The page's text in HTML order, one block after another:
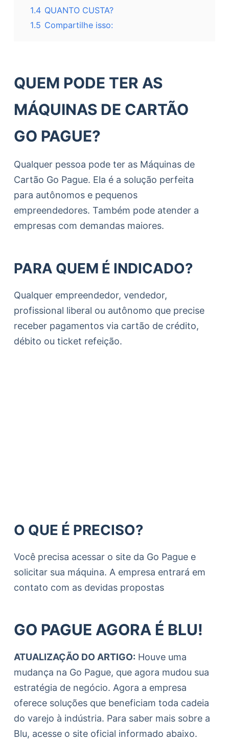
1.4 QUANTO CUSTA?
1.5 Compartilhe isso:
QUEM PODE TER AS
MÁQUINAS DE CARTÃO
GO PAGUE?
Qualquer pessoa pode ter as Máquinas de
Cartão Go Pague. Ela é a solução perfeita
para autônomos e pequenos
empreendedores. Também pode atender a
empresas com demandas maiores.
PARA QUEM É INDICADO?
Qualquer empreendedor, vendedor,
profissional liberal ou autônomo que precise
receber pagamentos via cartão de crédito,
débito ou ticket refeição.
O QUE É PRECISO?
Você precisa acessar o site da Go Pague e
solicitar sua máquina. A empresa entrará em
contato com as devidas propostas
GO PAGUE AGORA É BLU!
ATUALIZAÇÃO DO ARTIGO: Houve uma
mudança na Go Pague, que agora mudou sua
estratégia de negócio. Agora a empresa
oferece soluções que beneficiam toda cadeia
do varejo à indústria. Para saber mais sobre a
Blu, acesse o site oficial informado abaixo.